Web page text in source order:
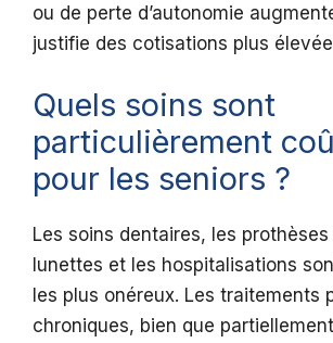
ou de perte d’autonomie
justifie des cotisations plus
Quels soins sont
particulièrement
pour les seniors ?
Les soins dentaires, les
lunettes et les hospitalisations
les plus onéreux. Les traitements
chroniques, bien que